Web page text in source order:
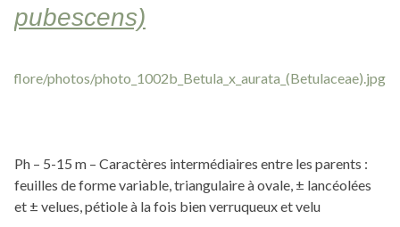
pubescens)
Ph – 5-15 m – Caractères intermédiaires entre les parents :
feuilles de forme variable, triangulaire à ovale, ± lancéolées
et ± velues, pétiole à la fois bien verruqueux et velu